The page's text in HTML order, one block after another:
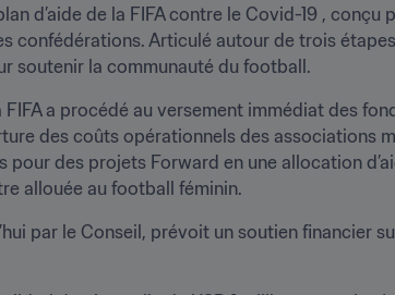
d’aide de la FIFA contre le Covid-19 , conçu
confédérations. Articulé autour de trois
soutenir la communauté du football.
a procédé au versement immédiat des
des coûts opérationnels des associations
des projets Forward en une allocation
allouée au football féminin.
par le Conseil, prévoit un soutien financier